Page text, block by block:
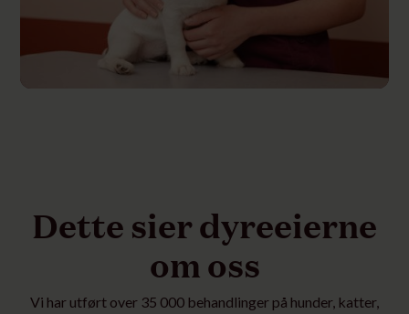
Dette sier dyreeierne
om oss
Vi har utført over 35 000 behandlinger på hunder, katter,